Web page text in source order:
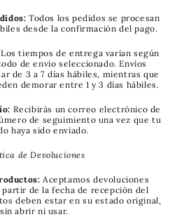
Todos los pedidos se procesan
desde la confirmación del pago.
Los tiempos de entrega varían según
de envío seleccionado. Envíos
de 3 a 7 días hábiles, mientras que
demorar entre 1 y 3 días hábiles.
Recibirás un correo electrónico de
de seguimiento una vez que tu
haya sido enviado.
de Devoluciones
Aceptamos devoluciones
partir de la fecha de recepción del
deben estar en su estado original,
sin abrir ni usar.